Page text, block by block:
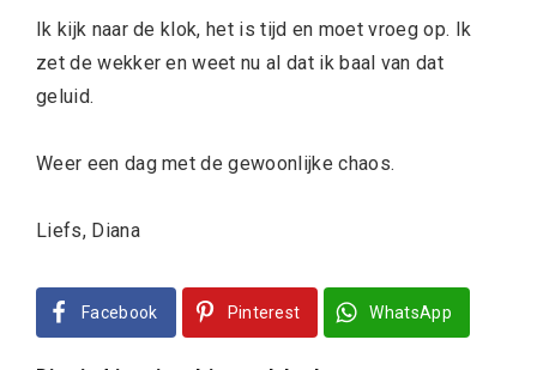
Ik kijk naar de klok, het is tijd en moet vroeg op. Ik
zet de wekker en weet nu al dat ik baal van dat
geluid.
Weer een dag met de gewoonlijke chaos.
Liefs, Diana
Facebook Pinterest WhatsApp